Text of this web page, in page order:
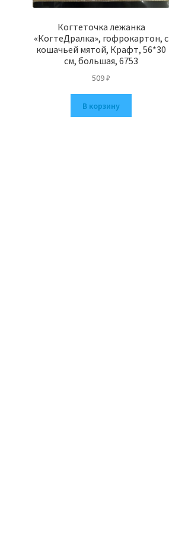
Когтеточка лежанка
«КогтеДралка», гофрокартон, с
кошачьей мятой, Крафт, 56*30
см, большая, 6753
509₽
В корзину